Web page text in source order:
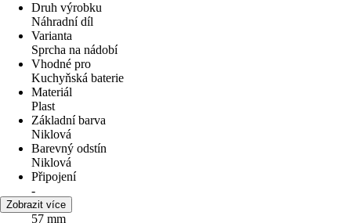
Druh výrobku
Náhradní díl
Varianta
Sprcha na nádobí
Vhodné pro
Kuchyňská baterie
Materiál
Plast
Základní barva
Niklová
Barevný odstín
Niklová
Připojení
-
Délka
57 mm
Zobrazit více